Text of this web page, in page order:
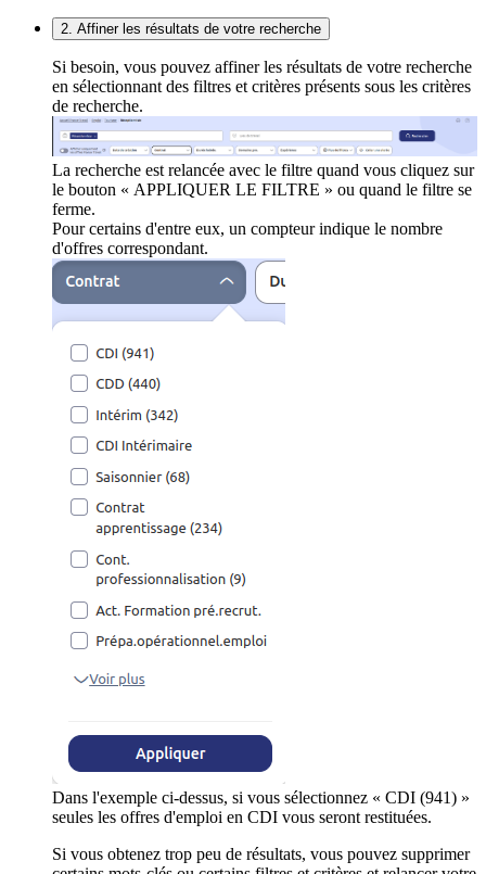
2. Affiner les résultats de votre recherche
Si besoin, vous pouvez affiner les résultats de votre recherche
en sélectionnant des filtres et critères présents sous les critères
de recherche.
La recherche est relancée avec le filtre quand vous cliquez sur
le bouton « APPLIQUER LE FILTRE » ou quand le filtre se
ferme.
Pour certains d'entre eux, un compteur indique le nombre
d'offres correspondant.
Dans l'exemple ci-dessus, si vous sélectionnez « CDI (941) »
seules les offres d'emploi en CDI vous seront restituées.
Si vous obtenez trop peu de résultats, vous pouvez supprimer